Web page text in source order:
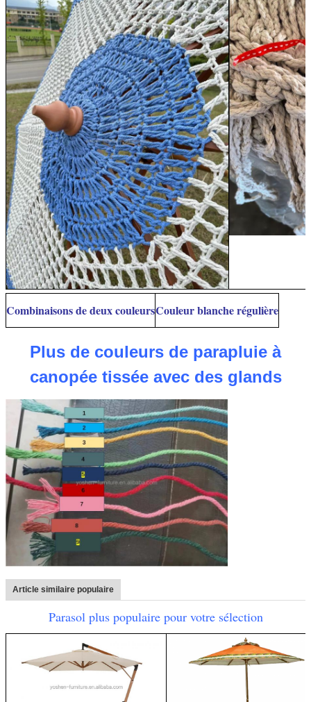
Combinaisons de deux couleursCouleur blanche régulière
Plus de couleurs de parapluie à
canopée tissée avec des glands
Article similaire populaire
Parasol plus populaire pour votre sélection